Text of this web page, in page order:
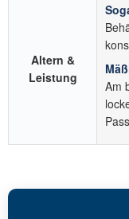
Altern &
Leistung
Am